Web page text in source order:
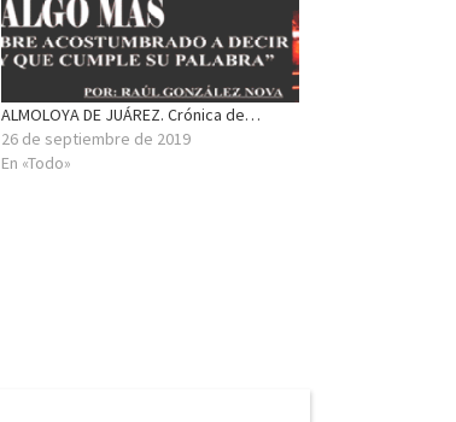
ALMOLOYA DE JUÁREZ. Crónica de…
26 de septiembre de 2019
En «Todo»